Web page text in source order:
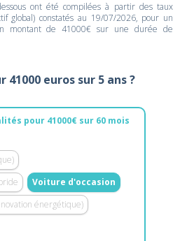
ont été compilées à partir des taux
global) constatés au 19/07/2026, pour un
montant de 41000€ sur une durée de
euros sur 5 ans ?
pour 41000€ sur 60 mois
Voiture d'occasion
énergétique)